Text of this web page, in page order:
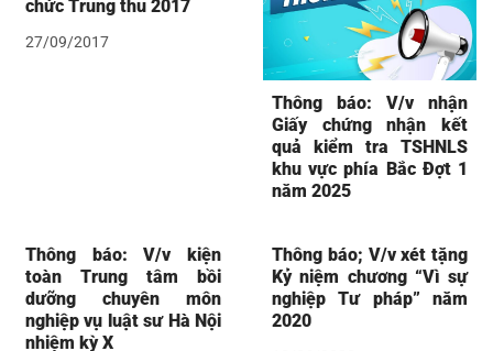
chức Trung thu 2017
27/09/2017
Thông báo: V/v nhận
Giấy chứng nhận kết
quả kiểm tra TSHNLS
khu vực phía Bắc Đợt 1
năm 2025
Thông báo: V/v kiện
toàn Trung tâm bồi
dưỡng chuyên môn
nghiệp vụ luật sư Hà Nội
nhiệm kỳ X
Thông báo; V/v xét tặng
Kỷ niệm chương “Vì sự
nghiệp Tư pháp” năm
2020